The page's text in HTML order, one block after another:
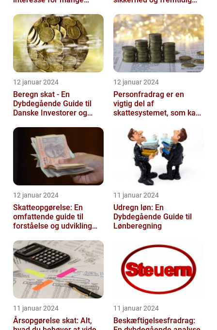
12 januar 2024
Beregn skat - En
Dybdegående Guide til
Danske Investorer og
12 januar 2024
Personfradrag er en
vigtig del af
skattesystemet, som kan
den enkelte person...
12 januar 2024
Skatteopgørelse: En
omfattende guide til
forståelse og udvikling
11 januar 2024
Udregn løn: En
Dybdegående Guide til
Lønberegning
11 januar 2024
Årsopgørelse skat: Alt,
11 januar 2024
Beskæftigelsesfradrag: